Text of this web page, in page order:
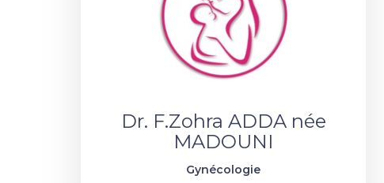
Dr. F.Zohra ADDA née
MADOUNI
Gynécologie